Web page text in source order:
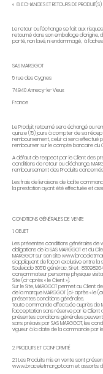
« 8. ECHANGES ET RETOURS DE PRODUIT(S)
Le retour ou l’échange se fait aux
retourné dans son emballage d’origine,
porté, non lavé, ni endommagé, à
SAS MARGGOT
5 rue des Cygnes
74940 Annecy-le-Vieux
France
Le Produit retourné sera échangé ou
quinze (15) jours à compter de sa
remboursement, celui-ci sera effectué
rembourser sur le compte bancaire du
A défaut de respect par le Client des
conditions de retour ou d’échange,
remboursement des Produits
Les frais de livraisons de ladite
la prestation ayant été effectuée et
CONDITIONS GÉNÉRALES DE VENTE
1. OBJET
Les présentes conditions générales de
obligations de la SAS MARGGOT et du
MARGGOT sur son site
s'appliquent de façon exclusive entre la
Souleiado 30510 générac, Siret :
consommateur personne physique
Site (ci-après « le Client »).
Sur le Site, MARGGOT permet au Client
de la marque MARGGOT (ci-après « le
présentes conditions générales.
Toute commande effectuée auprès de
l'acceptation sans réserve par le Client
présentes conditions générales
sans préavis par SAS MARGGOT, les
vigueur à la date de la commande par
2. PRODUITS ET CONFORMITÉ
2.1. Les Produits mis en vente sont
www.braceletmargot.comet assortis